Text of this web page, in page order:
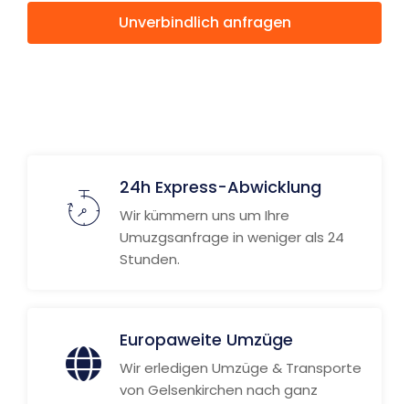
Unverbindlich anfragen
24h Express-Abwicklung
Wir kümmern uns um Ihre
Umuzgsanfrage in weniger als 24
Stunden.
Europaweite Umzüge
Wir erledigen Umzüge & Transporte
von Gelsenkirchen nach ganz